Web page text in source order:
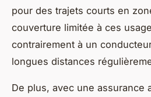
pour des trajets courts en
couverture limitée à ces
contrairement à un
longues distances
De plus, avec une assurance